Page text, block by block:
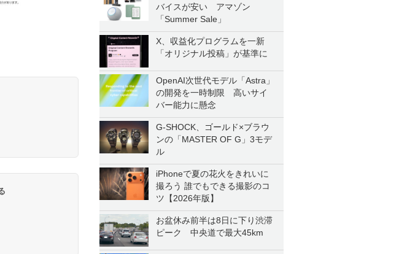
バイスが安い アマゾン
「Summer Sale」
X、収益化プログラムを一新
「オリジナル投稿」が基準に
OpenAI次世代モデル「Astra」
の開発を一時制限 高いサイ
バー能力に懸念
G-SHOCK、ゴールド×ブラウ
ンの「MASTER OF G」3モデ
ル
iPhoneで夏の花火をきれいに
撮ろう 誰でもできる撮影のコ
ツ【2026年版】
お盆休み前半は8日に下り渋滞
ピーク 中央道で最大45km